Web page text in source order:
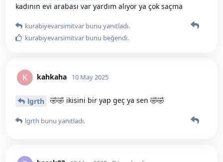
kadının evi arabası var yardım alıyor ya çok saçma
kurabiyevarsimitvar bunu yanıtladı.
kurabiyevarsimitvar bunu beğendi.
K kahkaha 10 May 2025
lgrth 🤣🤣 ikisini bir yap geç ya sen 🤣🤣
lgrth bunu yanıtladı.